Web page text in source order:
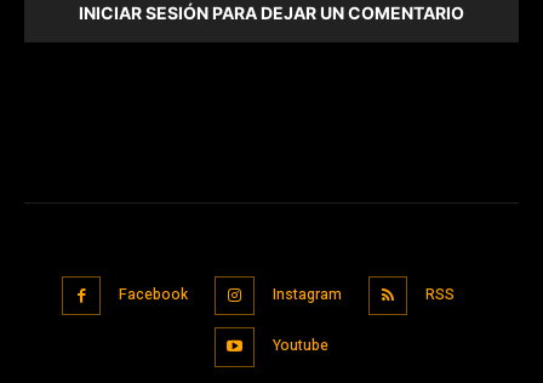
INICIAR SESIÓN PARA DEJAR UN COMENTARIO
Facebook Instagram RSS
Youtube